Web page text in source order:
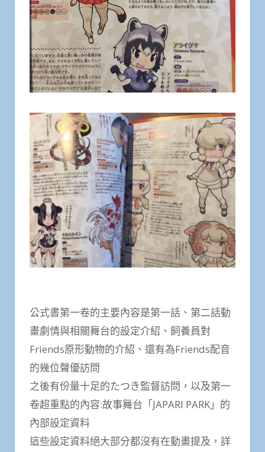
公式書第一卷的主要內容是第一話、第二話動
畫劇情與相關舞台的設定介紹、飼養員對
Friends原形動物的介紹、還有為Friends配音
的幾位聲優訪問
之後有份量十足的たつき監督訪問，以及第一
卷超重點的內容:故事舞台「JAPARI PARK」的
內部設定資料
這些設定資料絕大部分都沒有在動畫提及，詳